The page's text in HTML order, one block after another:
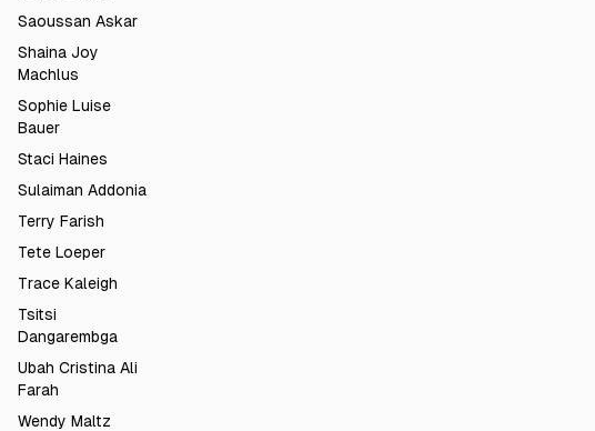
Saoussan Askar
Shaina Joy
Machlus
Sophie Luise
Bauer
Staci Haines
Sulaiman Addonia
Terry Farish
Tete Loeper
Trace Kaleigh
Tsitsi
Dangarembga
Ubah Cristina Ali
Farah
Wendy Maltz